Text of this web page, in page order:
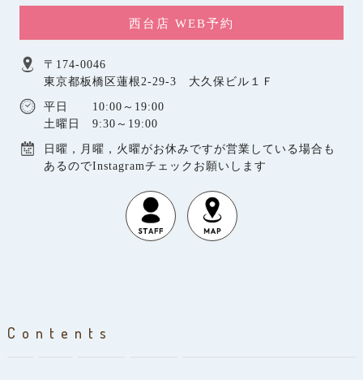
西台店 WEB予約
〒174-0046
東京都板橋区蓮根2-29-3 大久保ビル１Ｆ
平日 10:00～19:00
土曜日 9:30～19:00
日曜，月曜，火曜がお休みですが営業している場合も
あるのでInstagramチェックお願いします
Contents